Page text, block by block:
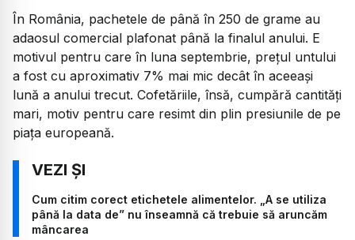
În România, pachetele de până în 250 de grame au
adaosul comercial plafonat până la finalul anului. E
motivul pentru care în luna septembrie, prețul untului
a fost cu aproximativ 7% mai mic decât în aceeași
lună a anului trecut. Cofetăriile, însă, cumpără cantități
mari, motiv pentru care resimt din plin presiunile de pe
piața europeană.
Cum citim corect etichetele alimentelor. „A se utiliza
până la data de” nu înseamnă că trebuie să aruncăm
mâncarea